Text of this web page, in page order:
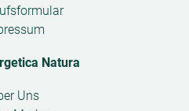
Natura
Uns